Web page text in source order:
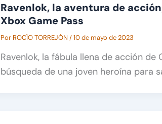
Ravenlok, la aventura de
Xbox Game Pass
Por ROCÍO TORREJÓN /10 de mayo de 2023
Ravenlok, la fábula llena de acción
búsqueda de una joven heroína para